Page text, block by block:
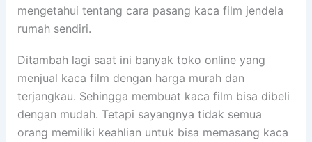
mengetahui tentang cara pasang kaca film jendela
rumah sendiri.
Ditambah lagi saat ini banyak toko online yang
menjual kaca film dengan harga murah dan
terjangkau. Sehingga membuat kaca film bisa dibeli
dengan mudah. Tetapi sayangnya tidak semua
orang memiliki keahlian untuk bisa memasang kaca